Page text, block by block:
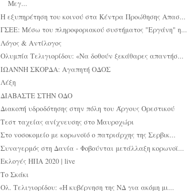
Μεγ...
H εξυπηρέτηση του κοινού στα Κέντρα Προώθησης Απασ...
ΓΣΕΕ: Μέσω του πληροφοριακού συστήματος "Εργάνη" η...
Λόγος & Αντίλογος
Ολυμπία Τελιγιορίδου: «Να δοθούν ξεκάθαρες απαντήσ...
ΙΩΑΝΝΗ ΣΚΟΡΔΑ: Αγαπητή ΟΔΟΣ
Λέξη
ΔΙΑΒΑΣΤΕ ΣΤΗΝ ΟΔΟ
Διακοπή υδροδότησης στην πόλη του Άργους Ορεστικού
Τεστ ταχείας ανίχνευσης στο Μαυροχώρι
Στο νοσοκομείο με κορωνοϊό ο πατριάρχης της Σερβικ...
Συναγερμός στη Δανία - Φοβούνται μετάλλαξη κορωνοϊ...
Εκλογές ΗΠΑ 2020 | live
Το Σκάκι
Ολ. Τελιγιορίδου: «Η κυβέρνηση της ΝΔ για ακόμη μι...